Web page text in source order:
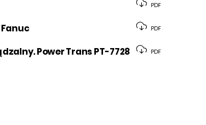
PDF
Fanuc PDF
Power Trans PT-7728 PDF